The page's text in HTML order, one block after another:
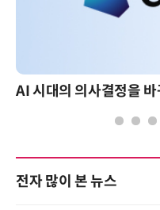
전자 많이 본 뉴스